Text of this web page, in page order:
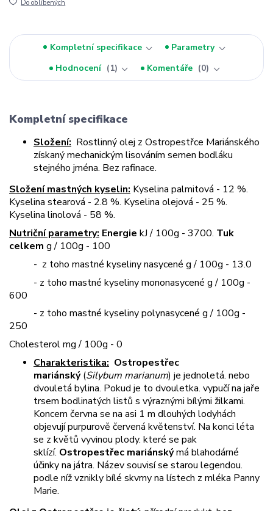
Do oblíbených
Kompletní specifikace
Parametry
Hodnocení
1 Komentáře 0
Kompletní specifikace
Složení: Rostlinný olej z Ostropestřce Mariánského
získaný mechanickým lisováním semen bodláku
stejného jména. Bez rafinace.
Složení mastných kyselin: Kyselina palmitová - 12 %.
Kyselina stearová - 2.8 %. Kyselina olejová - 25 %.
Kyselina linolová - 58 %.
Nutriční parametry: Energie kJ / 100g - 3700. Tuk
celkem g / 100g - 100
- z toho mastné kyseliny nasycené g / 100g - 13.0
- z toho mastné kyseliny mononasycené g / 100g -
600
- z toho mastné kyseliny polynasycené g / 100g -
250
Cholesterol mg / 100g - 0
Charakteristika: Ostropestřec
mariánský(Silybum marianum) je jednoletá. nebo
dvouletá bylina. Pokud je to dvouletka. vypučí na jaře
trsem bodlinatých listů s výraznými bílými žilkami.
Koncem června se na asi 1 m dlouhých lodyhách
objevují purpurově červená květenství. Na konci léta
se z květů vyvinou plody. které se pak
sklízí. Ostropestřec mariánskýmá blahodárné
účinky na játra. Název souvisí se starou legendou.
podle níž vznikly bílé skvrny na lístech z mléka Panny
Marie.